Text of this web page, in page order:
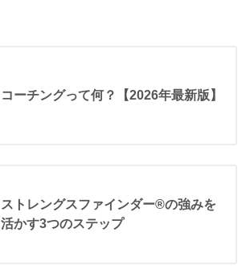
コーチングって何？【2026年最新版】
ストレングスファインダー®の強みを
活かす3つのステップ